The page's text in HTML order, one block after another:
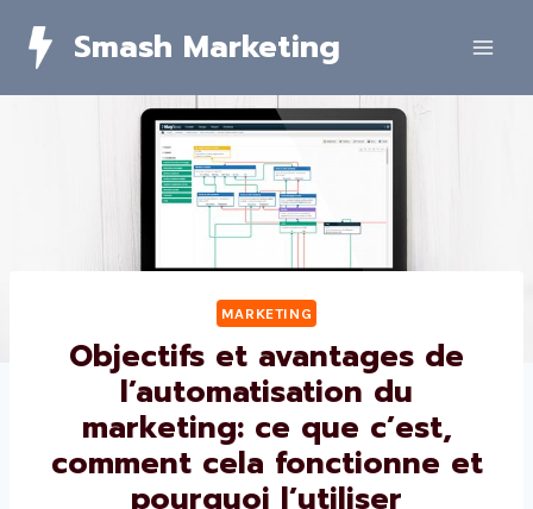
Smash Marketing
MARKETING
Objectifs et avantages de
l’automatisation du
marketing: ce que c’est,
comment cela fonctionne et
pourquoi l’utiliser